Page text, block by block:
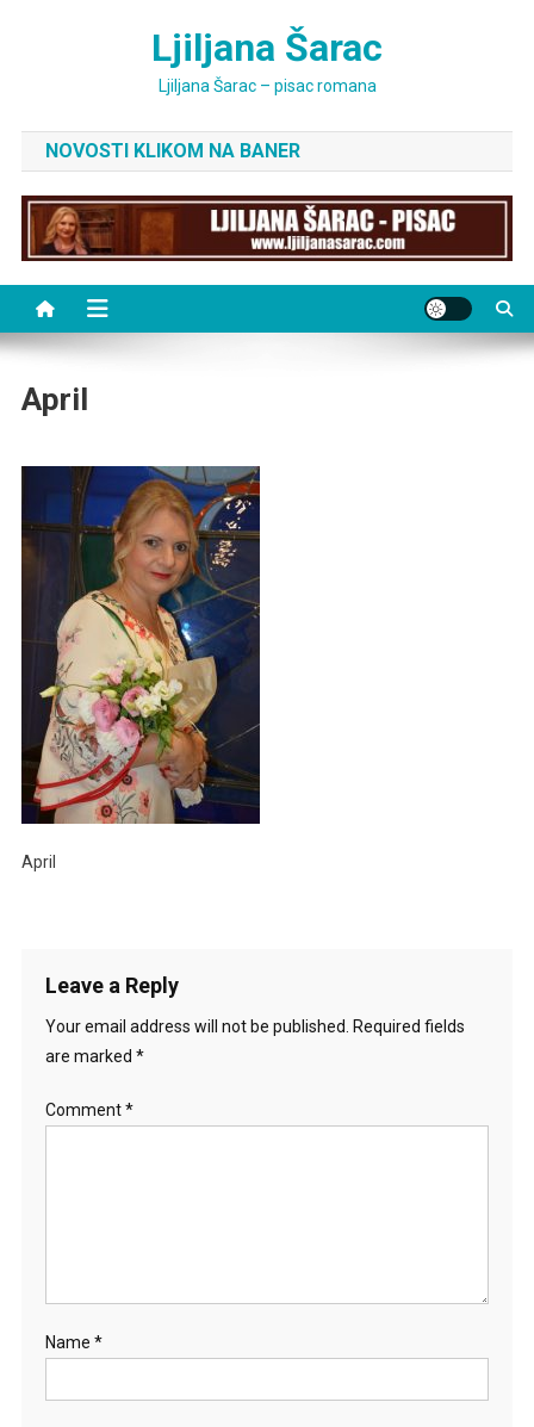
Ljiljana Šarac
Ljiljana Šarac – pisac romana
NOVOSTI KLIKOM NA BANER
April
April
Leave a Reply
Your email address will not be published.
Required fields
are marked *
Comment*
Name *